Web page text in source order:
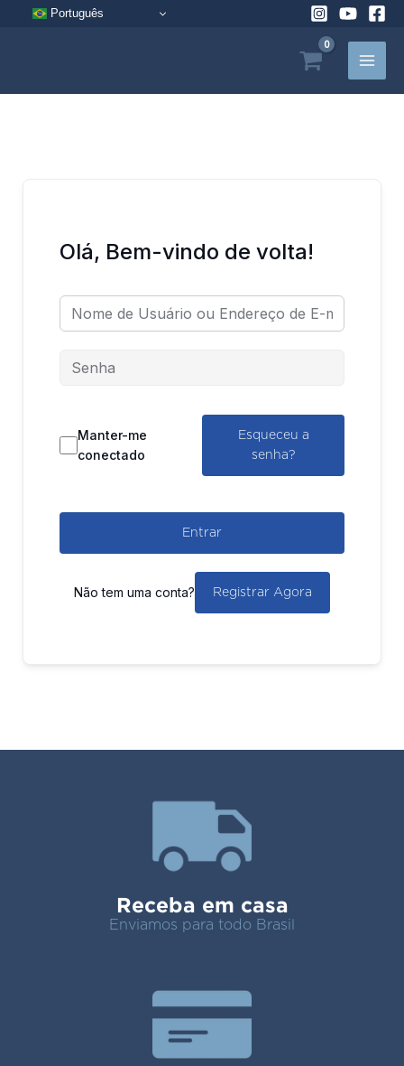
Pular
Português
Olá, Bem-vindo de volta!
Manter-me
conectado
Esqueceu a
senha?
Entrar
Não tem uma conta? Registrar Agora
Receba em casa
Enviamos para todo Brasil